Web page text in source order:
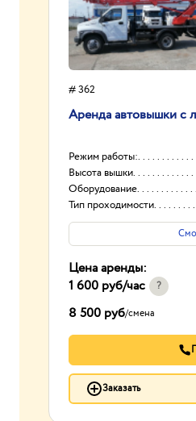
# 362
Аренда автовышки с
Режим работы:
Высота вышки
Оборудование
Тип проходимости
Цена аренды:
1 600 руб/час ?
8 500 руб/смена
Заказать